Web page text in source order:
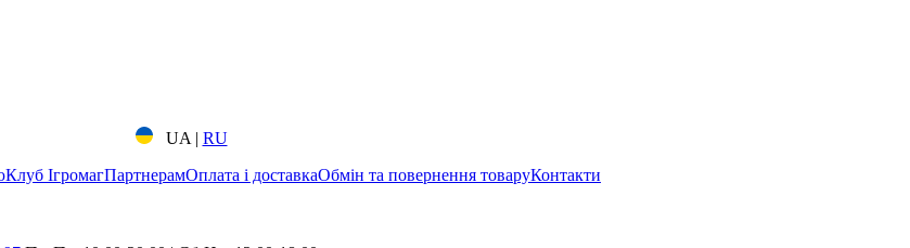
UA | RU
Клуб ІгромагПартнерамОплата і доставкаОбмін та повернення товаруКонтакти